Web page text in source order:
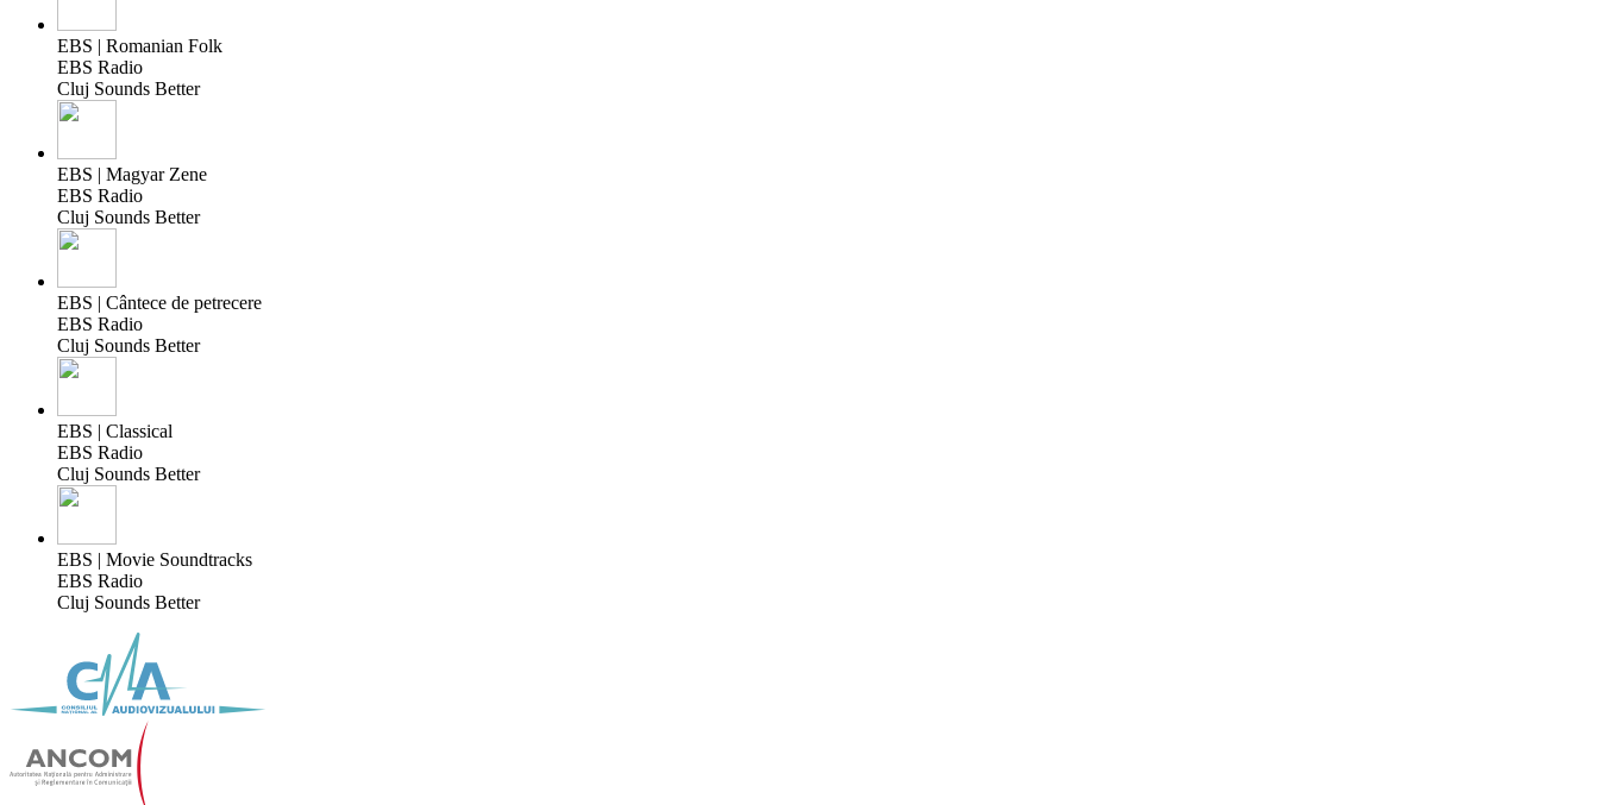
EBS | Romanian Folk
EBS Radio
Cluj Sounds Better
EBS | Magyar Zene
EBS Radio
Cluj Sounds Better
EBS | Cântece de petrecere
EBS Radio
Cluj Sounds Better
EBS | Classical
EBS Radio
Cluj Sounds Better
EBS | Movie Soundtracks
EBS Radio
Cluj Sounds Better